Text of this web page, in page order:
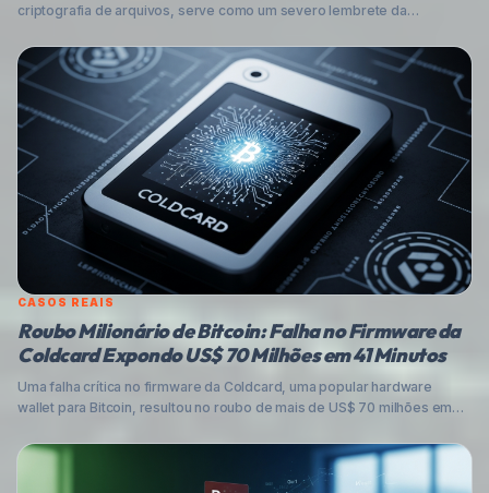
criptografia de arquivos, serve como um severo lembrete da
governamentais. Analisamos o incidente, o cenário brasileiro e
oferecemos estratégias robustas de proteção.
CASOS REAIS
Roubo Milionário de Bitcoin: Falha no Firmware da
Coldcard Expondo US$ 70 Milhões em 41 Minutos
Uma falha crítica no firmware da Coldcard, uma popular hardware
wallet para Bitcoin, resultou no roubo de mais de US$ 70 milhões em
do problema em um gerador de números pseudoaleatórios e como
você pode proteger seus ativos digitais de ameaças crescentes.